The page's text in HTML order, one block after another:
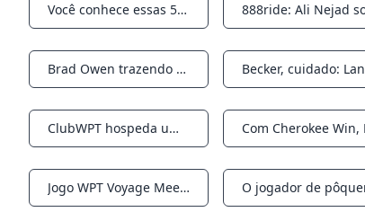
Notifications Você conhece essas 5 dicas principais para detectar indicadores de pôquer online? Notifications
Notifications Brad Owen trazendo o jogo Meet-Up para o WPT Seminole Hard Rock Poker Showdown Notifications
Notifications ClubWPT hospeda um Mega Qualifier de segunda-feira; Os 25 melhores colocados vão em um cruzeiro de pôquer Notifications
Notifications Jogo WPT Voyage Meet-Up oferece chance de ganhar uma vaga de US$ 5 mil para jogar de pijama Notifications